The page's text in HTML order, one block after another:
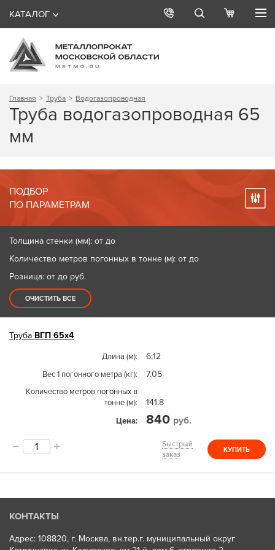
КАТАЛОГ
Главная Труба Водогазопроводная
Труба водогазопроводная 65
мм
ПОДБОР
ПО ПАРАМЕТРАМ
Толщина стенки (мм): от до
Количество метров погонных в тонне (м): от до
Розница: от до руб.
ОЧИСТИТЬ ВСЕ
Труба ВГП 65х4
Длина (м) 6;12
Вес 1 погонного метра (кг) 7.05
Количество метров погонных в
тонне (м)
141.8
Цена 840 руб.
Быстрый
заказ
КУПИТЬ
КОНТАКТЫ
Адрес: 108820, г. Москва, вн.тер.г. муниципальный округ